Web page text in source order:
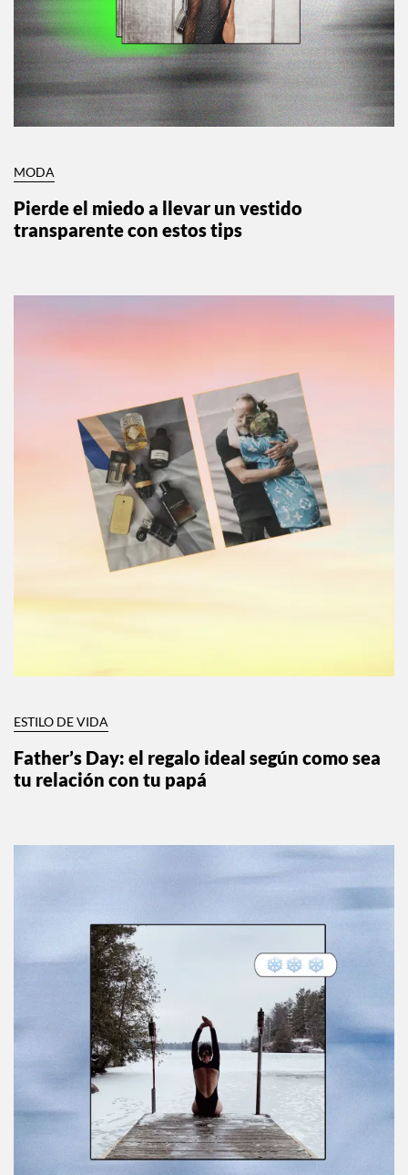
MODA
Pierde el miedo a llevar un vestido
transparente con estos tips
ESTILO DE VIDA
Father’s Day: el regalo ideal según como sea
tu relación con tu papá